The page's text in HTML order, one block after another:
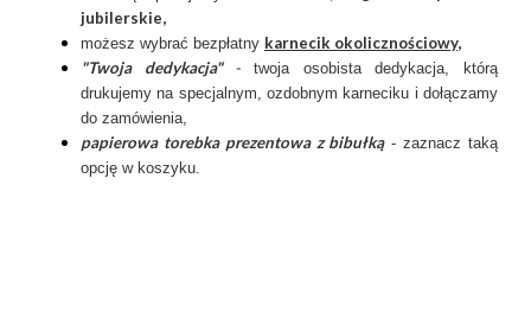
jubilerskie,
możesz wybrać bezpłatny karnecik okolicznościowy,
"Twoja dedykacja"-twoja osobista dedykacja, którą
drukujemy na specjalnym, ozdobnym karneciku i dołączamy
do zamówienia,
papierowa torebka prezentowa z bibułką- zaznacz taką
opcję w koszyku.